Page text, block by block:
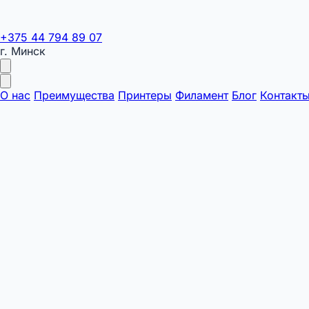
+375 44 794 89 07
г. Минск
О нас Преимущества Принтеры Филамент Блог